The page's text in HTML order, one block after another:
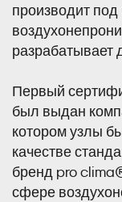
производит
разрабатывает
Первый
был выдан
котором узлы
качестве
бренд pro
сфере